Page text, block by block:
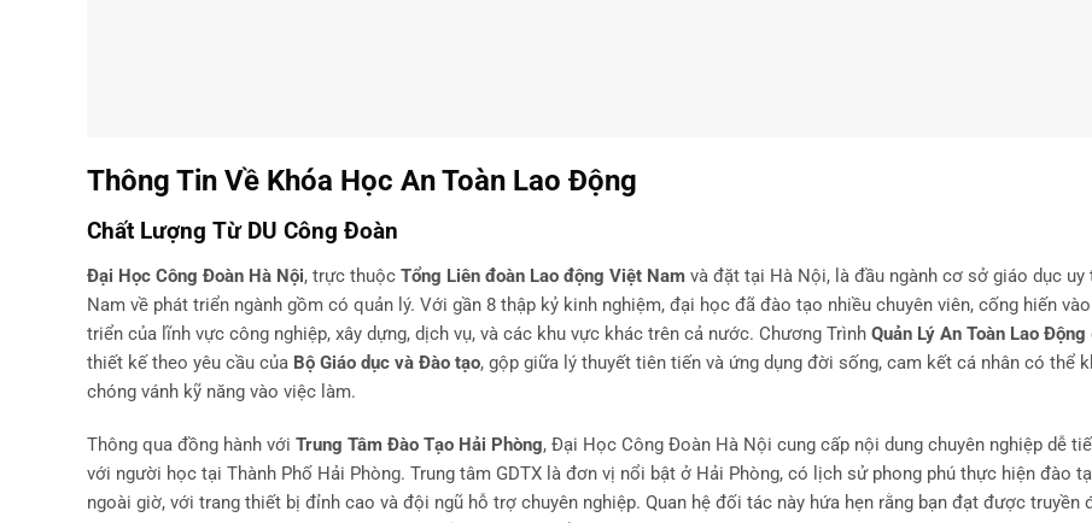
Thông Tin Về Khóa Học An Toàn Lao Động
Chất Lượng Từ DU Công Đoàn
Đại Học Công Đoàn Hà Nội, trực thuộc Tổng Liên đoàn Lao động Việt Nam và đặt tại Hà Nội, là đầu ngành cơ sở giáo dục uy
Nam về phát triển ngành gồm có quản lý. Với gần 8 thập kỷ kinh nghiệm, đại học đã đào tạo nhiều chuyên viên, cống hiến
triển của lĩnh vực công nghiệp, xây dựng, dịch vụ, và các khu vực khác trên cả nước. Chương Trình Quản Lý An Toàn Lao Động
thiết kế theo yêu cầu của Bộ Giáo dục và Đào tạo, gộp giữa lý thuyết tiên tiến và ứng dụng đời sống, cam kết cá nhân có thể
chóng vánh kỹ năng vào việc làm.
Thông qua đồng hành với Trung Tâm Đào Tạo Hải Phòng, Đại Học Công Đoàn Hà Nội cung cấp nội dung chuyên nghiệp dễ
với người học tại Thành Phố Hải Phòng. Trung tâm GDTX là đơn vị nổi bật ở Hải Phòng, có lịch sử phong phú thực hiện đào
ngoài giờ, với trang thiết bị đỉnh cao và đội ngũ hỗ trợ chuyên nghiệp. Quan hệ đối tác này hứa hẹn rằng bạn đạt được truyền